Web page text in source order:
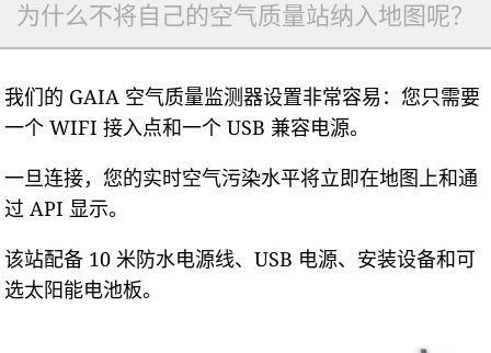
为什么不将自己的空气质量站纳入地图呢？
我们的 GAIA 空气质量监测器设置非常容易：您只需要
一个 WIFI 接入点和一个 USB 兼容电源。
一旦连接，您的实时空气污染水平将立即在地图上和通
过 API 显示。
该站配备 10 米防水电源线、USB 电源、安装设备和可
选太阳能电池板。